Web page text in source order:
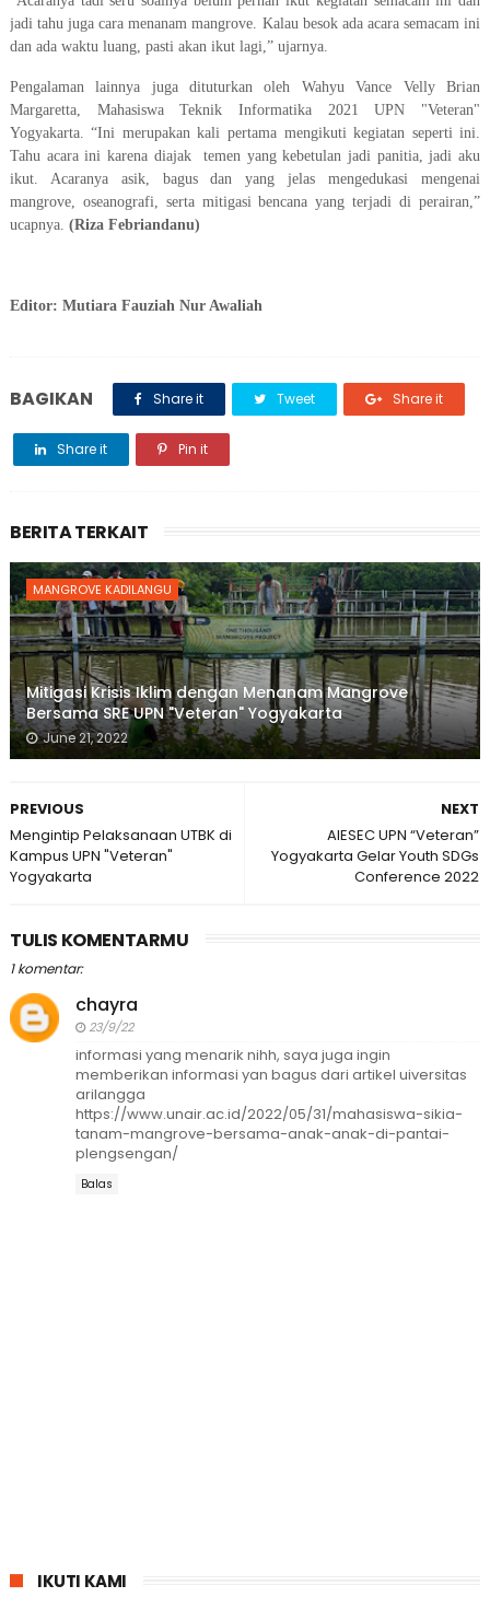
jadi tahu juga cara menanam mangrove. Kalau besok ada acara semacam ini
dan ada waktu luang, pasti akan ikut lagi,” ujarnya.
Pengalaman lainnya juga dituturkan oleh Wahyu Vance Velly Brian
Margaretta, Mahasiswa Teknik Informatika 2021 UPN "Veteran"
Yogyakarta. “Ini merupakan kali pertama mengikuti kegiatan seperti ini.
Tahu acara ini karena diajak temen yang kebetulan jadi panitia, jadi aku
ikut. Acaranya asik, bagus dan yang jelas mengedukasi mengenai
mangrove, oseanografi, serta mitigasi bencana yang terjadi di perairan,”
ucapnya. (Riza Febriandanu)
Editor: Mutiara Fauziah Nur Awaliah
BAGIKAN Share it Tweet Share it
Share it Pin it
BERITA TERKAIT
MANGROVE KADILANGU
Mitigasi Krisis Iklim dengan Menanam Mangrove
Bersama SRE UPN "Veteran" Yogyakarta
June 21, 2022
NEXT
AIESEC UPN “Veteran”
Yogyakarta Gelar Youth SDGs
Conference 2022
PREVIOUS
Mengintip Pelaksanaan UTBK di
Kampus UPN "Veteran"
Yogyakarta
TULIS KOMENTARMU
1 komentar:
chayra
23/9/22
informasi yang menarik nihh, saya juga ingin
memberikan informasi yan bagus dari artikel uiversitas
arilangga
https://www.unair.ac.id/2022/05/31/mahasiswa-sikia-
tanam-mangrove-bersama-anak-anak-di-pantai-
plengsengan/
Balas
IKUTI KAMI